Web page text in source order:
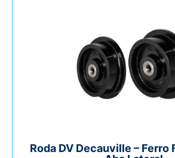
Roda DV Decauville – Ferro